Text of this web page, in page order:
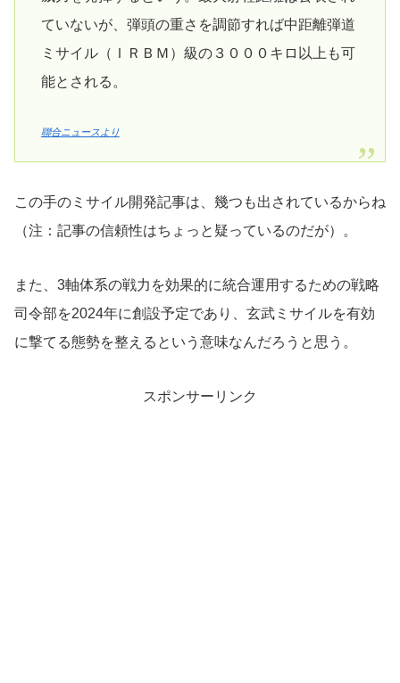
ていないが、弾頭の重さを調節すれば中距離弾道
ミサイル（ＩＲＢＭ）級の３０００キロ以上も可
能とされる。
聯合ニュースより
この手のミサイル開発記事は、幾つも出されているからね
（注：記事の信頼性はちょっと疑っているのだが）。
また、3軸体系の戦力を効果的に統合運用するための戦略
司令部を2024年に創設予定であり、玄武ミサイルを有効
に撃てる態勢を整えるという意味なんだろうと思う。
スポンサーリンク